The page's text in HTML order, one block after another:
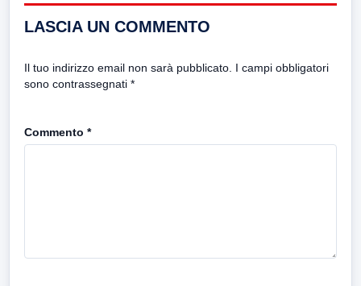
LASCIA UN COMMENTO
Il tuo indirizzo email non sarà pubblicato. I campi obbligatori
sono contrassegnati *
Commento *